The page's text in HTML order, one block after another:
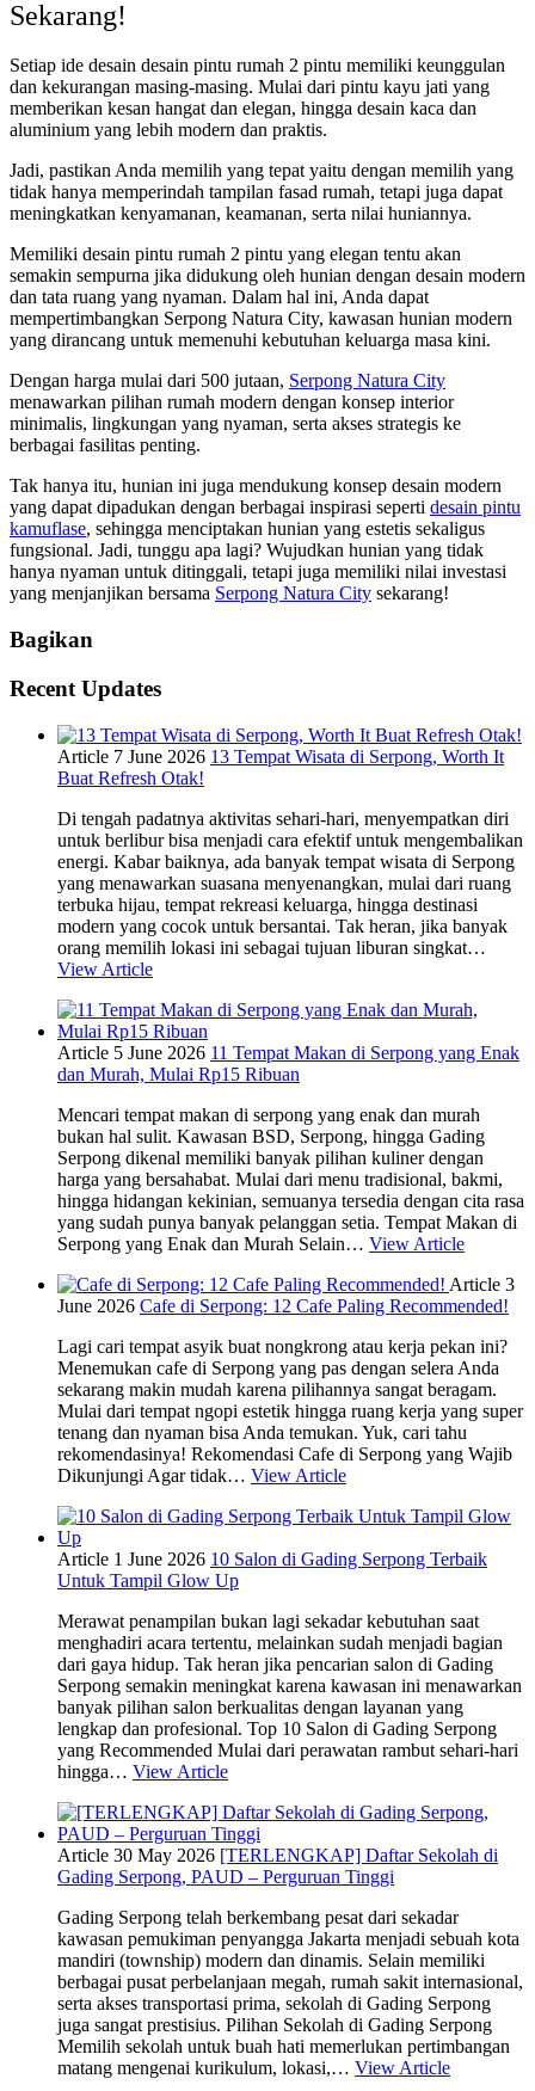
Sekarang!
Setiap ide desain desain pintu rumah 2 pintu memiliki keunggulan
dan kekurangan masing-masing. Mulai dari pintu kayu jati yang
memberikan kesan hangat dan elegan, hingga desain kaca dan
aluminium yang lebih modern dan praktis.
Jadi, pastikan Anda memilih yang tepat yaitu dengan memilih yang
tidak hanya memperindah tampilan fasad rumah, tetapi juga dapat
meningkatkan kenyamanan, keamanan, serta nilai huniannya.
Memiliki desain pintu rumah 2 pintu yang elegan tentu akan
semakin sempurna jika didukung oleh hunian dengan desain modern
dan tata ruang yang nyaman. Dalam hal ini, Anda dapat
mempertimbangkan Serpong Natura City, kawasan hunian modern
yang dirancang untuk memenuhi kebutuhan keluarga masa kini.
Dengan harga mulai dari 500 jutaan, Serpong Natura City
menawarkan pilihan rumah modern dengan konsep interior
minimalis, lingkungan yang nyaman, serta akses strategis ke
berbagai fasilitas penting.
Tak hanya itu, hunian ini juga mendukung konsep desain modern
yang dapat dipadukan dengan berbagai inspirasi seperti desain pintu
kamuflase, sehingga menciptakan hunian yang estetis sekaligus
fungsional. Jadi, tunggu apa lagi? Wujudkan hunian yang tidak
hanya nyaman untuk ditinggali, tetapi juga memiliki nilai investasi
yang menjanjikan bersama Serpong Natura City sekarang!
Bagikan
Recent Updates
Article 7 June 2026 13 Tempat Wisata di Serpong, Worth It
Buat Refresh Otak!
Di tengah padatnya aktivitas sehari-hari, menyempatkan diri
untuk berlibur bisa menjadi cara efektif untuk mengembalikan
energi. Kabar baiknya, ada banyak tempat wisata di Serpong
yang menawarkan suasana menyenangkan, mulai dari ruang
terbuka hijau, tempat rekreasi keluarga, hingga destinasi
modern yang cocok untuk bersantai. Tak heran, jika banyak
orang memilih lokasi ini sebagai tujuan liburan singkat…
View Article
Article 5 June 2026 11 Tempat Makan di Serpong yang Enak
dan Murah, Mulai Rp15 Ribuan
Mencari tempat makan di serpong yang enak dan murah
bukan hal sulit. Kawasan BSD, Serpong, hingga Gading
Serpong dikenal memiliki banyak pilihan kuliner dengan
harga yang bersahabat. Mulai dari menu tradisional, bakmi,
hingga hidangan kekinian, semuanya tersedia dengan cita rasa
yang sudah punya banyak pelanggan setia. Tempat Makan di
Serpong yang Enak dan Murah Selain… View Article
Article 3
June 2026 Cafe di Serpong: 12 Cafe Paling Recommended!
Lagi cari tempat asyik buat nongkrong atau kerja pekan ini?
Menemukan cafe di Serpong yang pas dengan selera Anda
sekarang makin mudah karena pilihannya sangat beragam.
Mulai dari tempat ngopi estetik hingga ruang kerja yang super
tenang dan nyaman bisa Anda temukan. Yuk, cari tahu
rekomendasinya! Rekomendasi Cafe di Serpong yang Wajib
Dikunjungi Agar tidak… View Article
Article 1 June 2026 10 Salon di Gading Serpong Terbaik
Untuk Tampil Glow Up
Merawat penampilan bukan lagi sekadar kebutuhan saat
menghadiri acara tertentu, melainkan sudah menjadi bagian
dari gaya hidup. Tak heran jika pencarian salon di Gading
Serpong semakin meningkat karena kawasan ini menawarkan
banyak pilihan salon berkualitas dengan layanan yang
lengkap dan profesional. Top 10 Salon di Gading Serpong
yang Recommended Mulai dari perawatan rambut sehari-hari
hingga… View Article
Article 30 May 2026 [TERLENGKAP] Daftar Sekolah di
Gading Serpong, PAUD – Perguruan Tinggi
Gading Serpong telah berkembang pesat dari sekadar
kawasan pemukiman penyangga Jakarta menjadi sebuah kota
mandiri (township) modern dan dinamis. Selain memiliki
berbagai pusat perbelanjaan megah, rumah sakit internasional,
serta akses transportasi prima, sekolah di Gading Serpong
juga sangat prestisius. Pilihan Sekolah di Gading Serpong
Memilih sekolah untuk buah hati memerlukan pertimbangan
matang mengenai kurikulum, lokasi,… View Article